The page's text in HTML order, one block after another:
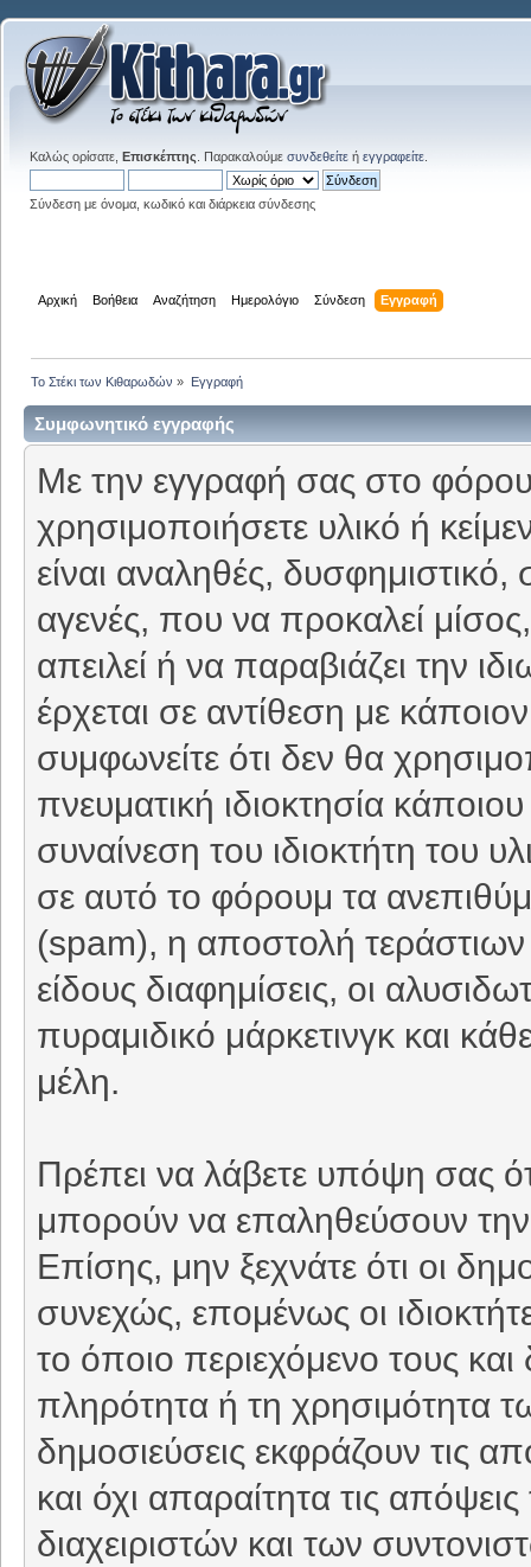
Καλώς ορίσατε, Επισκέπτης . Παρακαλούμε συνδεθείτε ή εγγραφείτε
Σύνδεση με όνομα, κωδικό και διάρκεια σύνδεσης
Αρχική Βοήθεια Αναζήτηση Ημερολόγιο Σύνδεση Εγγραφή
Το Στέκι των Κιθαρωδών » Εγγραφή
Συμφωνητικό εγγραφής
Με την εγγραφή σας στο
χρησιμοποιήσετε υλικό ή
είναι αναληθές, δυσφημιστικό,
αγενές, που να προκαλεί
απειλεί ή να παραβιάζει την
έρχεται σε αντίθεση με
συμφωνείτε ότι δεν θα
πνευματική ιδιοκτησία
συναίνεση του ιδιοκτήτη του
σε αυτό το φόρουμ τα
(spam), η αποστολή
είδους διαφημίσεις, οι
πυραμιδικό μάρκετινγκ και
μέλη.
Πρέπει να λάβετε υπόψη σας
μπορούν να επαληθεύσουν
Επίσης, μην ξεχνάτε ότι οι
συνεχώς, επομένως οι
το όποιο περιεχόμενο τους και
πληρότητα ή τη χρησιμότητα
δημοσιεύσεις εκφράζουν τις
και όχι απαραίτητα τις
διαχειριστών και των